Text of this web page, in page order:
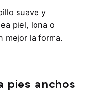
suave y
piel, lona o
mejor la forma.
pies anchos